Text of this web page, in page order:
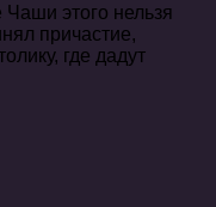
Чаши этого нельзя
причастие,
где дадут